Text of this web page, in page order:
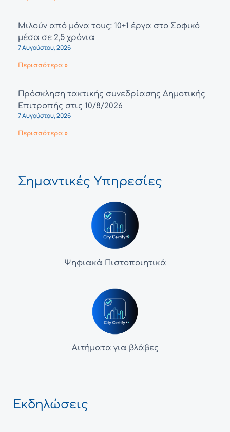
Μιλούν από μόνα τους: 10+1 έργα στο Σοφικό
μέσα σε 2,5 χρόνια
7 Αυγούστου, 2026
Περισσότερα »
Πρόσκληση τακτικής συνεδρίασης Δημοτικής
Επιτροπής στις 10/8/2026
7 Αυγούστου, 2026
Περισσότερα »
Σημαντικές Υπηρεσίες
Ψηφιακά Πιστοποιητικά
Αιτήματα για βλάβες
Εκδηλώσεις